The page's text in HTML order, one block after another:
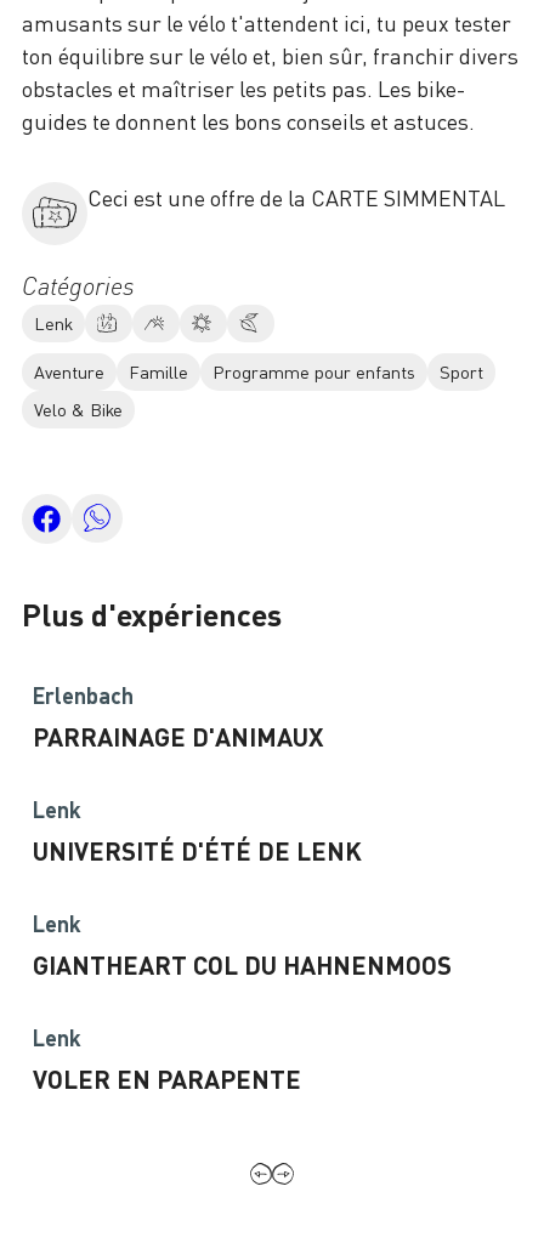
Ceci est une offre de la CARTE SIMMENTAL
Catégories
Lenk
Aventure Famille Programme pour enfants
Sport
Velo & Bike
amusants sur le vélo t'attendent ici, tu peux tester
ton équilibre sur le vélo et, bien sûr, franchir divers
obstacles et maîtriser les petits pas. Les bike-
guides te donnent les bons conseils et astuces.
Plus d'expériences
Erlenbach
PARRAINAGE D'ANIMAUX
Lenk
UNIVERSITÉ D'ÉTÉ DE LENK
Lenk
GIANTHEART COL DU HAHNENMOOS
Lenk
VOLER EN PARAPENTE